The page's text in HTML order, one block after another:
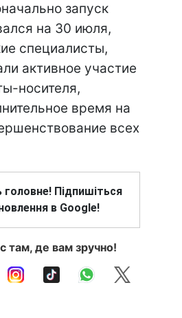
запуск
на 30 июля,
специалисты,
активное участие
носителя,
время на
всех
головне! Підпишіться
в Google!
там, де вам зручно!